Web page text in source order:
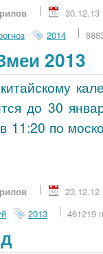
30.12.13
2014
2013
до 30
11:20 по
23.12.12
2013 461219